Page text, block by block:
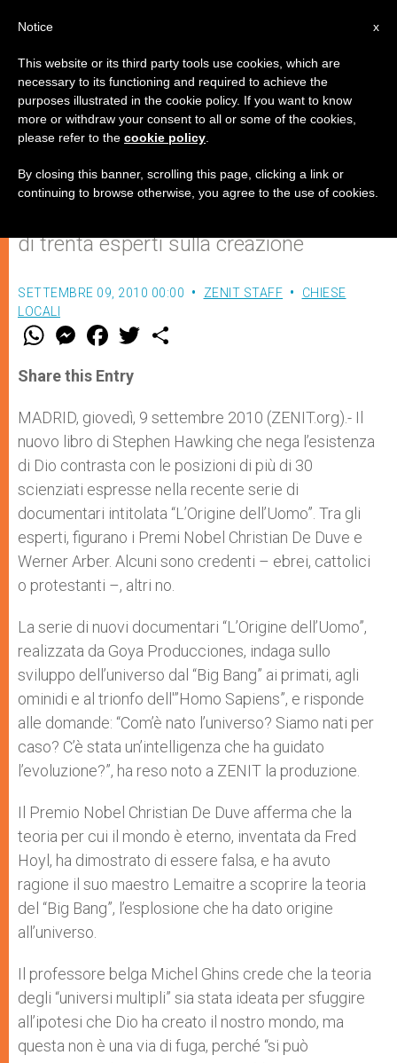
Scienziati di tutto il mondo
smentiscono le tesi di Hawking
di trenta esperti sulla creazione
SETTEMBRE 09, 2010 00:00 ZENIT STAFF
CHIESE
LOCALI
W
t
s
p
p
M
e
s
e
g
e
r
F
a
e
b
o
k
w
r
Share this Entry
MADRID, giovedì, 9 settembre 2010 (ZENIT.org).- Il
nuovo libro di Stephen Hawking che nega l’esistenza
di Dio contrasta con le posizioni di più di 30
scienziati espresse nella recente serie di
documentari intitolata “L’Origine dell’Uomo”. Tra gli
esperti, figurano i Premi Nobel Christian De Duve e
Werner Arber. Alcuni sono credenti – ebrei, cattolici
o protestanti –, altri no.
La serie di nuovi documentari “L’Origine dell’Uomo”,
realizzata da Goya Producciones, indaga sullo
sviluppo dell’universo dal “Big Bang” ai primati, agli
ominidi e al trionfo dell'”Homo Sapiens”, e risponde
alle domande: “Com’è nato l’universo? Siamo nati per
caso? C’è stata un’intelligenza che ha guidato
l’evoluzione?”, ha reso noto a ZENIT la produzione.
Il Premio Nobel Christian De Duve afferma che la
teoria per cui il mondo è eterno, inventata da Fred
Hoyl, ha dimostrato di essere falsa, e ha avuto
ragione il suo maestro Lemaitre a scoprire la teoria
del “Big Bang”, l’esplosione che ha dato origine
all’universo.
Il professore belga Michel Ghins crede che la teoria
degli “universi multipli” sia stata ideata per sfuggire
all’ipotesi che Dio ha creato il nostro mondo, ma
questa non è una via di fuga, perché “si può
x
Notice
This website or its third party tools use cookies, which are
necessary to its functioning and required to achieve the
purposes illustrated in the cookie policy. If you want to know
more or withdraw your consent to all or some of the cookies,
please refer to the cookie policy
By closing this banner, scrolling this page, clicking a link or
continuing to browse otherwise, you agree to the use of cookies.